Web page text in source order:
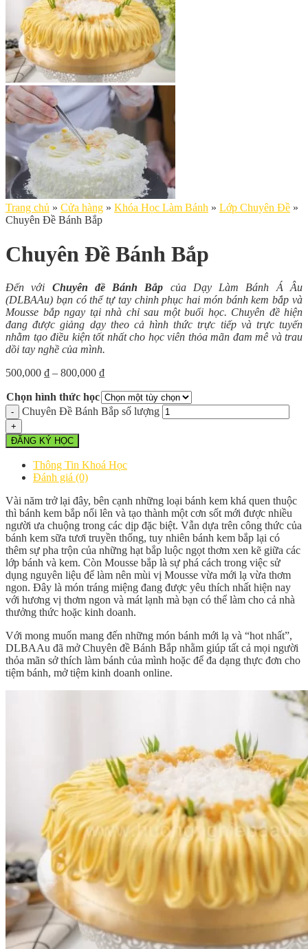
Trang chủ » Cửa hàng » Khóa Học Làm Bánh » Lớp Chuyên Đề »
Chuyên Đề Bánh Bắp
Chuyên Đề Bánh Bắp
Đến với Chuyên đề Bánh Bắp của Dạy Làm Bánh Á Âu
(DLBAAu) bạn có thể tự tay chinh phục hai món bánh kem bắp và
Mousse bắp ngay tại nhà chỉ sau một buổi học. Chuyên đề hiện
đang được giảng dạy theo cả hình thức trực tiếp và trực tuyến
nhằm tạo điều kiện tốt nhất cho học viên thỏa mãn đam mê và trau
dồi tay nghề của mình.
500,000 ₫ – 800,000 ₫
Chọn hình thức học
Chuyên Đề Bánh Bắp số lượng
ĐĂNG KÝ HỌC
Thông Tin Khoá Học
Đánh giá (0)
Vài năm trở lại đây, bên cạnh những loại bánh kem khá quen thuộc
thì bánh kem bắp nổi lên và tạo thành một cơn sốt mới được nhiều
người ưa chuộng trong các dịp đặc biệt. Vẫn dựa trên công thức của
bánh kem sữa tươi truyền thống, tuy nhiên bánh kem bắp lại có
thêm sự pha trộn của những hạt bắp luộc ngọt thơm xen kẽ giữa các
lớp bánh và kem. Còn Mousse bắp là sự phá cách trong việc sử
dụng nguyên liệu để làm nên mùi vị Mousse vừa mới lạ vừa thơm
ngon. Đây là món tráng miệng đang được yêu thích nhất hiện nay
với hương vị thơm ngon và mát lạnh mà bạn có thể làm cho cả nhà
thưởng thức hoặc kinh doanh.
Với mong muốn mang đến những món bánh mới lạ và “hot nhất”,
DLBAAu đã mở Chuyên đề Bánh Bắp nhằm giúp tất cả mọi người
thỏa mãn sở thích làm bánh của mình hoặc để đa dạng thực đơn cho
tiệm bánh, mở tiệm kinh doanh online.